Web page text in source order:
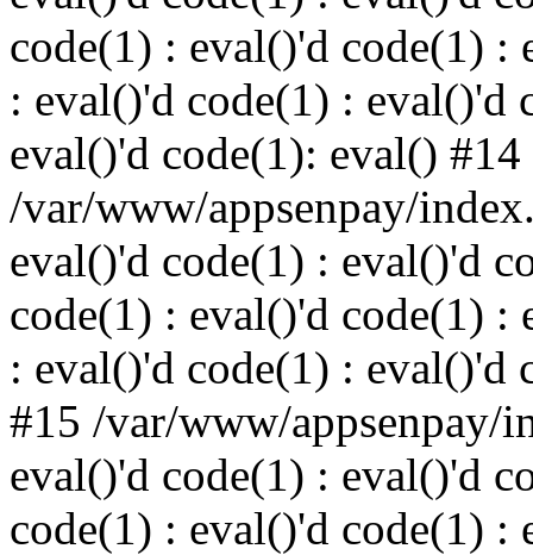
code(1) : eval()'d code(1) :
: eval()'d code(1) : eval()'d
eval()'d code(1): eval() #14
/var/www/appsenpay/
eval()'d code(1) : eval()'d
code(1) : eval()'d code(1) :
: eval()'d code(1) : eval()'d
#15 /var/www/appsenpay/
eval()'d code(1) : eval()'d
code(1) : eval()'d code(1) :